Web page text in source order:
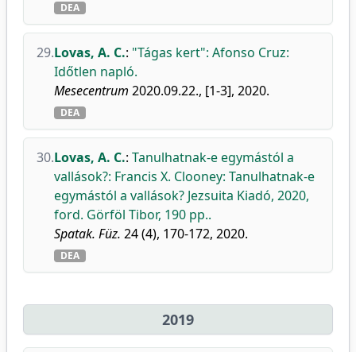
DEA
29.Lovas, A. C.: "Tágas kert": Afonso Cruz:
Időtlen napló.
Mesecentrum 2020.09.22., [1-3], 2020.
DEA
30.Lovas, A. C.: Tanulhatnak-e egymástól a
vallások?: Francis X. Clooney: Tanulhatnak-e
egymástól a vallások? Jezsuita Kiadó, 2020,
ford. Görföl Tibor, 190 pp..
Spatak. Füz. 24 (4), 170-172, 2020.
DEA
2019